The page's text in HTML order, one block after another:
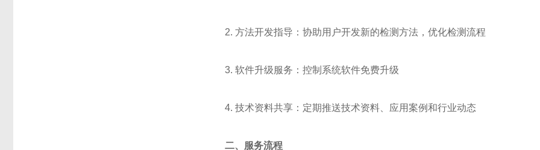
2. 方法开发指导：协助用户开发新的检测方法，优化检测流程
3. 软件升级服务：控制系统软件免费升级
4. 技术资料共享：定期推送技术资料、应用案例和行业动态
二、服务流程